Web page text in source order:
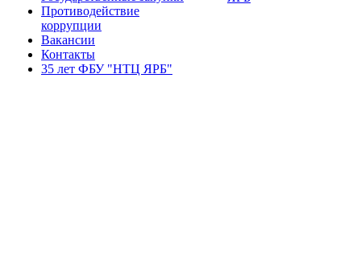
Противодействие
коррупции
Вакансии
Контакты
35 лет ФБУ "НТЦ ЯРБ"